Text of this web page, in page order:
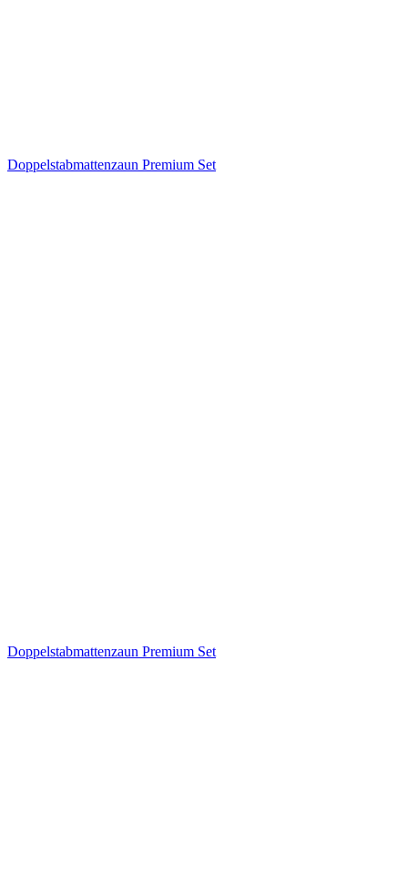
Doppelstabmattenzaun Premium Set
Doppelstabmattenzaun Premium Set